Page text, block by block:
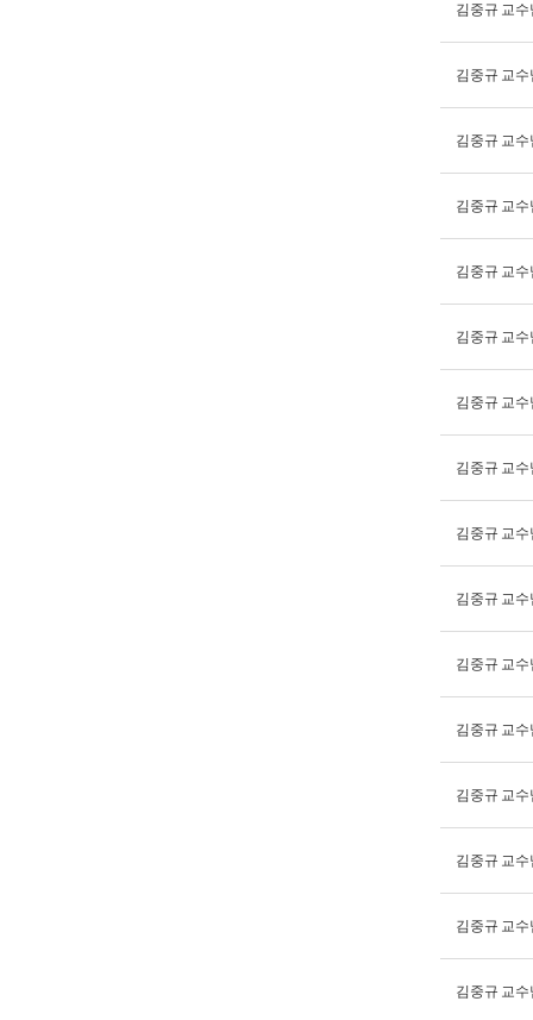
김중규 교수
김중규 교수
김중규 교수
김중규 교수
김중규 교수
김중규 교수
김중규 교수
김중규 교수
김중규 교수
김중규 교수
김중규 교수
김중규 교수
김중규 교수
김중규 교수
김중규 교수
김중규 교수